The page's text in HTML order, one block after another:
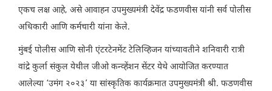
एकच लक्ष आहे, असे आवाहन उपमुख्यमंत्री देवेंद्र फडणवीस यांनी सर्व पोलीस
अधिकारी आणि कर्मचारी यांना केले.
मुंबई पोलीस आणि सोनी एंटरटेनमेंट टेलिव्हिजन यांच्यावतीने शनिवारी रात्री
वांद्रे कुर्ला संकुल येथील जीओ कन्व्हेंशन सेंटर येथे आयोजित करण्यात
आलेल्या ‘उमंग २०२३’ या सांस्कृतिक कार्यक्रमात उपमुख्यमंत्री श्री. फडणवीस